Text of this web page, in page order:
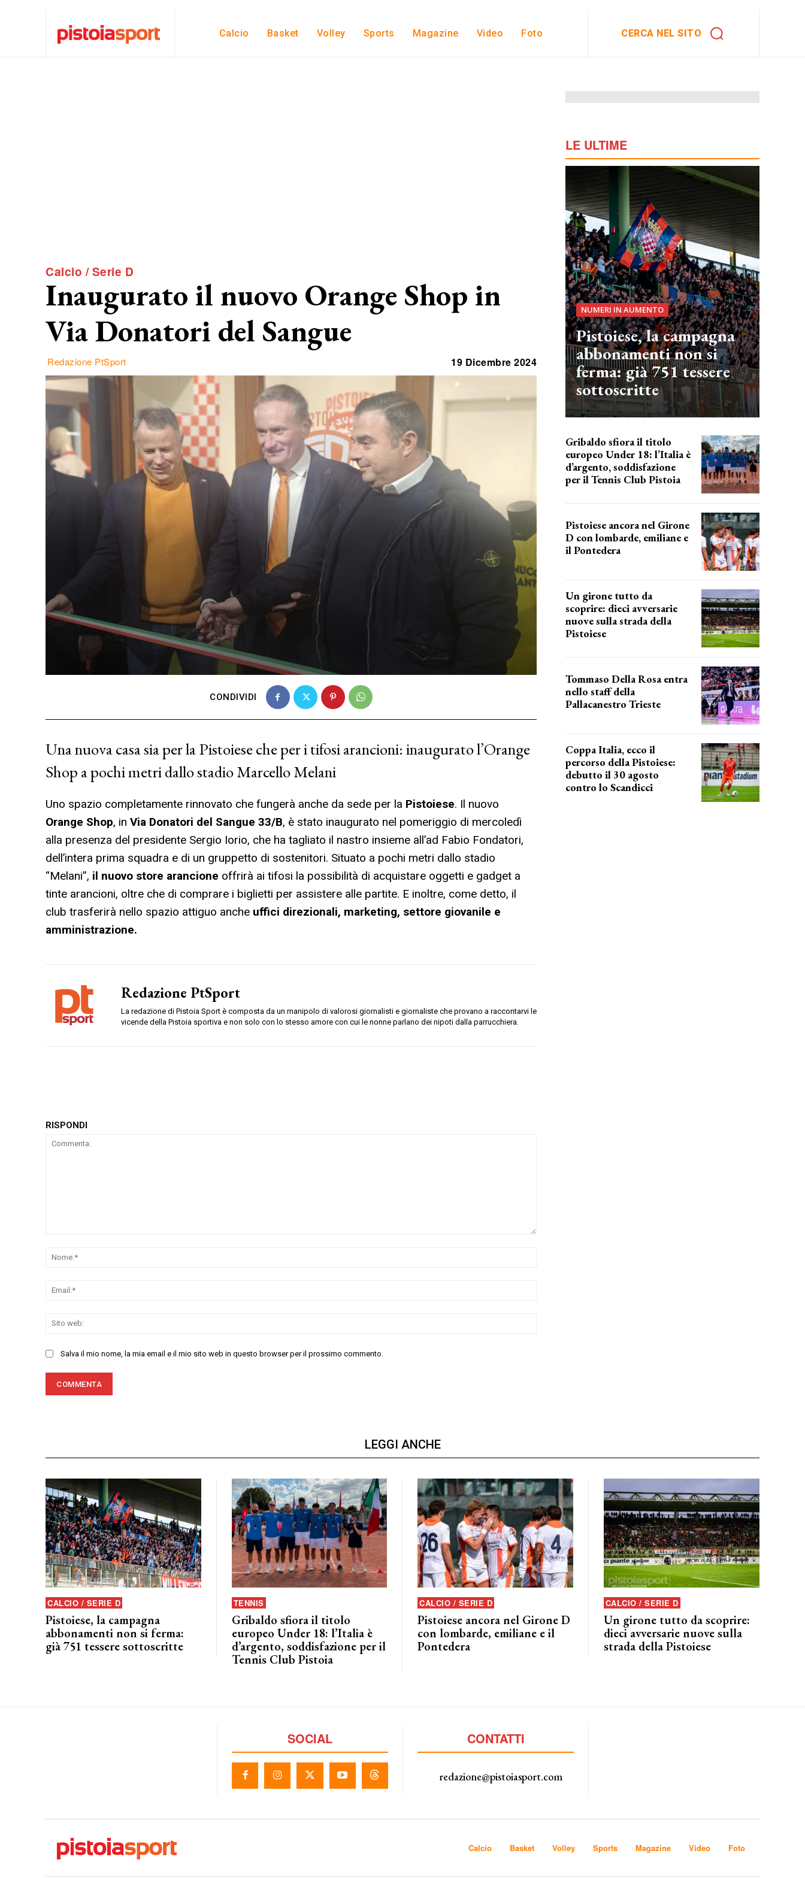
Calcio Basket Volley Sports Magazine Video Foto CERCA NEL SITO
Calcio / Serie D
Inaugurato il nuovo Orange Shop in
Via Donatori del Sangue
Redazione PtSport 19 Dicembre 2024
CONDIVIDI
Una nuova casa sia per la Pistoiese che per i tifosi arancioni: inaugurato l’Orange
Shop a pochi metri dallo stadio Marcello Melani
Uno spazio completamente rinnovato che fungerà anche da sede per la Pistoiese. Il nuovo
Orange Shop, in Via Donatori del Sangue 33/B, è stato inaugurato nel pomeriggio di mercoledì
alla presenza del presidente Sergio Iorio, che ha tagliato il nastro insieme all’ad Fabio Fondatori,
dell’intera prima squadra e di un gruppetto di sostenitori. Situato a pochi metri dallo stadio
“Melani”, il nuovo store arancione offrirà ai tifosi la possibilità di acquistare oggetti e gadget a
tinte arancioni, oltre che di comprare i biglietti per assistere alle partite. E inoltre, come detto, il
club trasferirà nello spazio attiguo anche uffici direzionali, marketing, settore giovanile e
amministrazione.
Redazione PtSport
La redazione di Pistoia Sport è composta da un manipolo di valorosi giornalisti e giornaliste che provano a raccontarvi le
vicende della Pistoia sportiva e non solo con lo stesso amore con cui le nonne parlano dei nipoti dalla parrucchiera.
RISPONDI
Salva il mio nome, la mia email e il mio sito web in questo browser per il prossimo commento.
LE ULTIME
NUMERI IN AUMENTO
Pistoiese, la campagna
abbonamenti non si
ferma: già 751 tessere
sottoscritte
Gribaldo sfiora il titolo
europeo Under 18: l’Italia è
d’argento, soddisfazione
per il Tennis Club Pistoia
Pistoiese ancora nel Girone
D con lombarde, emiliane e
il Pontedera
Un girone tutto da
scoprire: dieci avversarie
nuove sulla strada della
Pistoiese
Tommaso Della Rosa entra
nello staff della
Pallacanestro Trieste
Coppa Italia, ecco il
percorso della Pistoiese:
debutto il 30 agosto
contro lo Scandicci
LEGGI ANCHE
CALCIO / SERIE D
Pistoiese, la campagna
abbonamenti non si ferma:
già 751 tessere sottoscritte
TENNIS
Gribaldo sfiora il titolo
europeo Under 18: l’Italia è
d’argento, soddisfazione per il
Tennis Club Pistoia
CALCIO / SERIE D
Pistoiese ancora nel Girone D
con lombarde, emiliane e il
Pontedera
CALCIO / SERIE D
Un girone tutto da scoprire:
dieci avversarie nuove sulla
strada della Pistoiese
SOCIAL CONTATTI
redazione@pistoiasport.com
Calcio Basket Volley Sports Magazine Video Foto